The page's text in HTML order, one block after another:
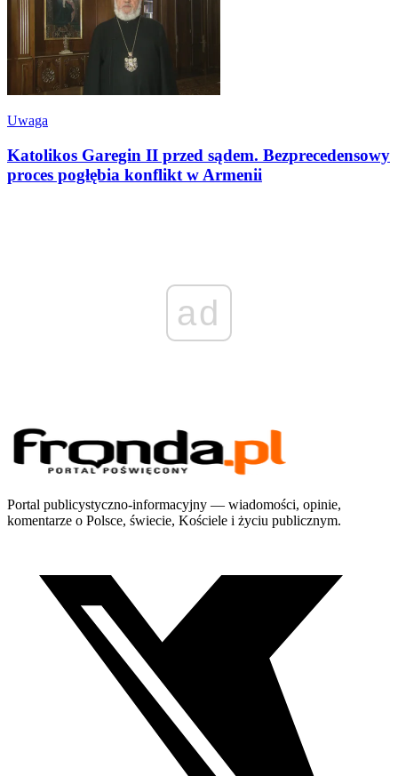
Uwaga
Katolikos Garegin II przed sądem. Bezprecedensowy
proces pogłębia konflikt w Armenii
ad
Portal publicystyczno-informacyjny — wiadomości, opinie,
komentarze o Polsce, świecie, Kościele i życiu publicznym.